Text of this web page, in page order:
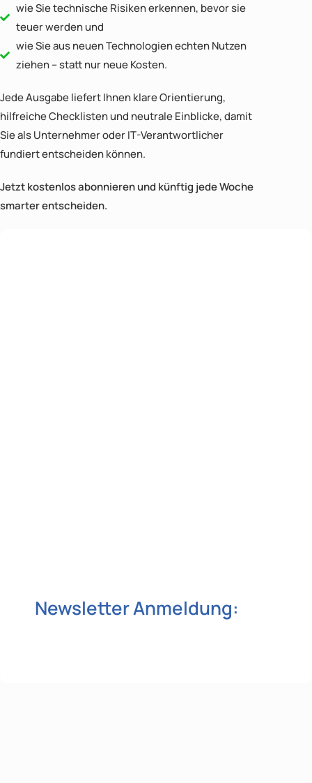
wie Sie technische Risiken erkennen, bevor sie
teuer werden und
wie Sie aus neuen Technologien echten Nutzen
ziehen – statt nur neue Kosten.
Jede Ausgabe liefert Ihnen klare Orientierung,
hilfreiche Checklisten und neutrale Einblicke, damit
Sie als Unternehmer oder IT-Verantwortlicher
fundiert entscheiden können.
Jetzt kostenlos abonnieren und künftig jede Woche
smarter entscheiden.
Newsletter Anmeldung: